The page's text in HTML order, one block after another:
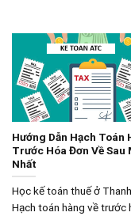
Hướng Dẫn Hạch Toán
Trước Hóa Đơn Về Sau
Nhất
Học kế toán thuế ở
Hạch toán hàng về trước